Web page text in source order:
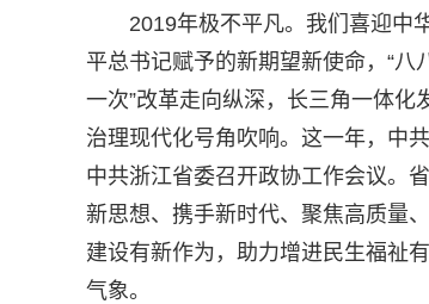
2019年极不平凡。我们喜迎中
平总书记赋予的新期望新使命，“八
一次”改革走向纵深，长三角一体
治理现代化号角吹响。这一年，中
中共浙江省委召开政协工作会议。
新思想、携手新时代、聚焦高质量
建设有新作为，助力增进民生福祉
气象。